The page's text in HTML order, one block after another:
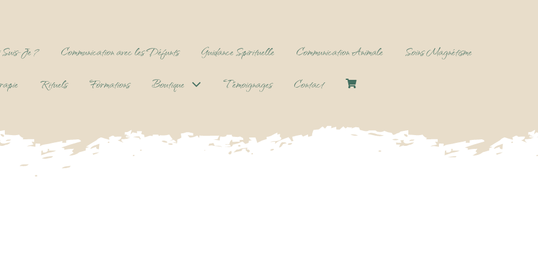
Je ? Communication avec les Défunts Guidance Spirituelle Communication Animale
Soins Magnétisme
Rituels Formations Boutique Témoignages Contact